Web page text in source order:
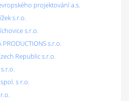
projektování a.s.
s.r.o.
s.r.o.
PRODUCTIONS s.r.o.
Republic s.r.o.
s r.o.